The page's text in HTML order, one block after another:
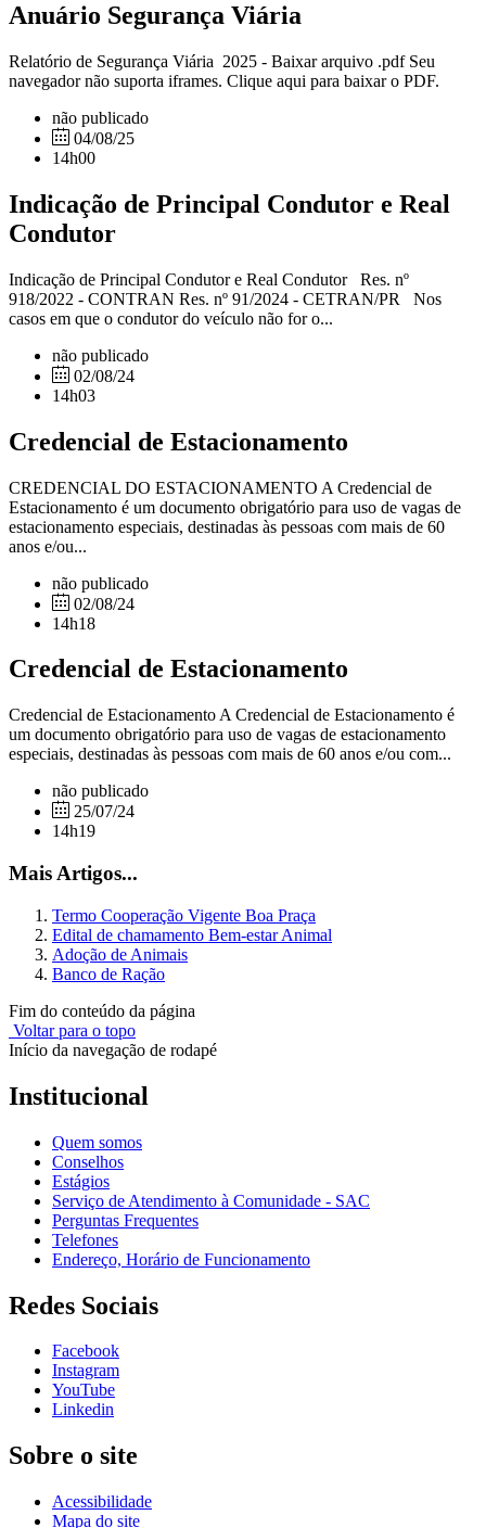
Anuário Segurança Viária
Relatório de Segurança Viária 2025 - Baixar arquivo .pdf Seu
navegador não suporta iframes. Clique aqui para baixar o PDF.
não publicado
04/08/25
14h00
Indicação de Principal Condutor e Real
Condutor
Indicação de Principal Condutor e Real Condutor Res. nº
918/2022 - CONTRAN Res. nº 91/2024 - CETRAN/PR Nos
casos em que o condutor do veículo não for o...
não publicado
02/08/24
14h03
Credencial de Estacionamento
CREDENCIAL DO ESTACIONAMENTO A Credencial de
Estacionamento é um documento obrigatório para uso de vagas de
estacionamento especiais, destinadas às pessoas com mais de 60
anos e/ou...
não publicado
02/08/24
14h18
Credencial de Estacionamento
Credencial de Estacionamento A Credencial de Estacionamento é
um documento obrigatório para uso de vagas de estacionamento
especiais, destinadas às pessoas com mais de 60 anos e/ou com...
não publicado
25/07/24
14h19
Mais Artigos...
Termo Cooperação Vigente Boa Praça
Edital de chamamento Bem-estar Animal
Adoção de Animais
Banco de Ração
Fim do conteúdo da página
Voltar para o topo
Início da navegação de rodapé
Institucional
Quem somos
Conselhos
Estágios
Serviço de Atendimento à Comunidade - SAC
Perguntas Frequentes
Telefones
Endereço, Horário de Funcionamento
Redes Sociais
Facebook
Instagram
YouTube
Linkedin
Sobre o site
Acessibilidade
Mapa do site